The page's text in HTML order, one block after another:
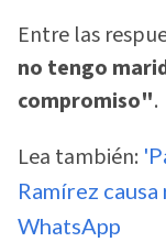
Entre las
no tengo
compromiso".
Lea también:
Ramírez
WhatsApp